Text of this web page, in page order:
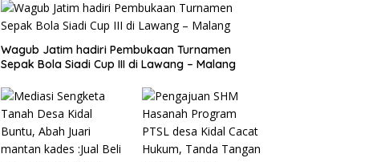
Wagub Jatim hadiri Pembukaan Turnamen
Sepak Bola Siadi Cup III di Lawang – Malang